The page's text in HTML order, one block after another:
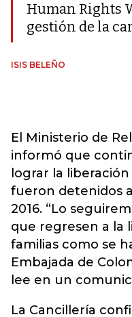
Human Rights
gestión de la
ISIS BELEÑO
El Ministerio de
informó que
lograr la
fueron detenidos
2016. “Lo
que regresen a la
familias como se
Embajada de
lee en un
La Cancillería